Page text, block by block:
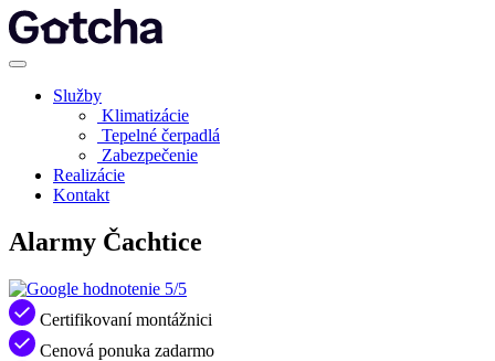
Služby
Klimatizácie
Tepelné čerpadlá
Zabezpečenie
Realizácie
Kontakt
Alarmy Čachtice
5/5
Certifikovaní montážnici
Cenová ponuka zadarmo